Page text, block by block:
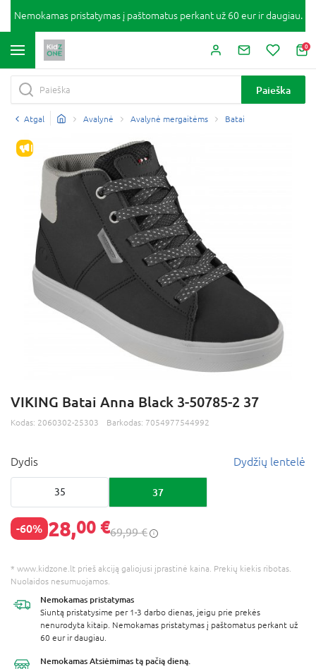
Nemokamas pristatymas į paštomatus perkant už 60 eur ir daugiau.
0
Paieška
Atgal Avalynė Avalynė mergaitėms Batai
IŠPARDAVIMAS
VIKING Batai Anna Black 3-50785-2 37
Kodas: 2060302-25303 Barkodas: 7054977544992
Dydis Dydžių lentelė
35 37
-60% 28,00 €69,99 €
* www.kidzone.lt prieš akciją galiojusi įprastinė kaina. Prekių kiekis ribotas.
Nuolaidos nesumuojamos.
Nemokamas pristatymas
Siuntą pristatysime per 1-3 darbo dienas, jeigu prie prekės
nenurodyta kitaip. Nemokamas pristatymas į paštomatus perkant už
60 eur ir daugiau.
Nemokamas Atsiėmimas tą pačią dieną.